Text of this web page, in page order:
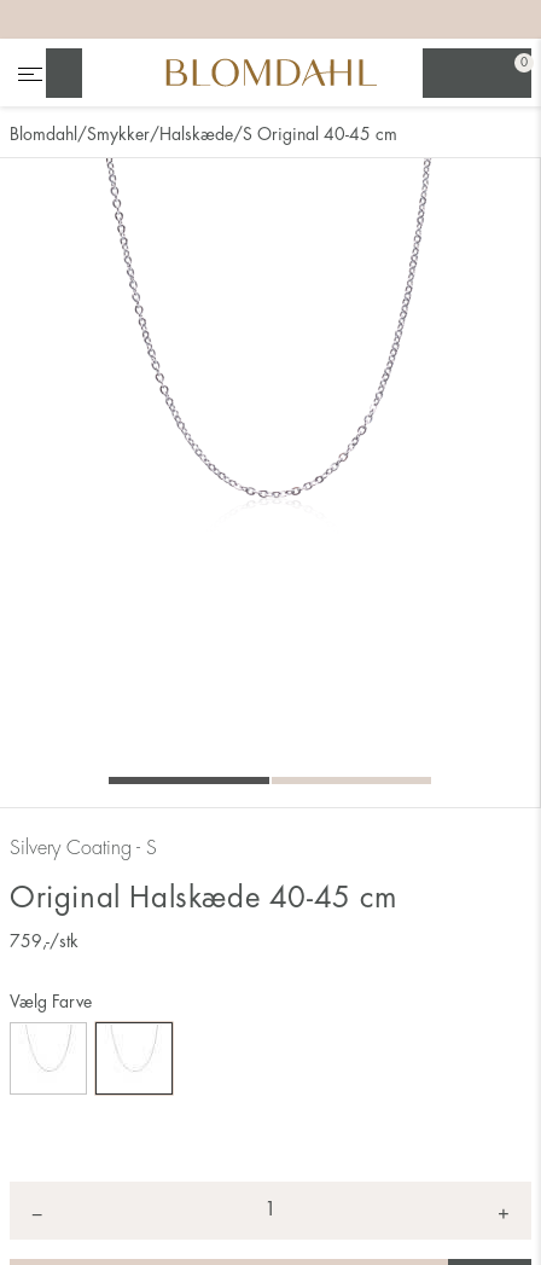
0
Blomdahl Smykker Halskæde S Original 40-45 cm
Silvery Coating - S
Original Halskæde 40-45 cm
759 ,-/stk
Vælg Farve
− +